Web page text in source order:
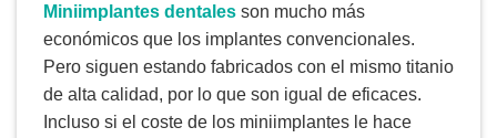
Miniimplantes dentales son mucho más
económicos que los implantes convencionales.
Pero siguen estando fabricados con el mismo titanio
de alta calidad, por lo que son igual de eficaces.
Incluso si el coste de los miniimplantes le hace